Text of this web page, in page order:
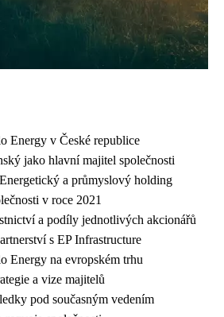
Energy v České republice
jako hlavní majitel společnosti
a průmyslový holding
v roce 2021
a podíly jednotlivých akcionářů
s EP Infrastructure
Energy na evropském trhu
a vize majitelů
pod současným vedením